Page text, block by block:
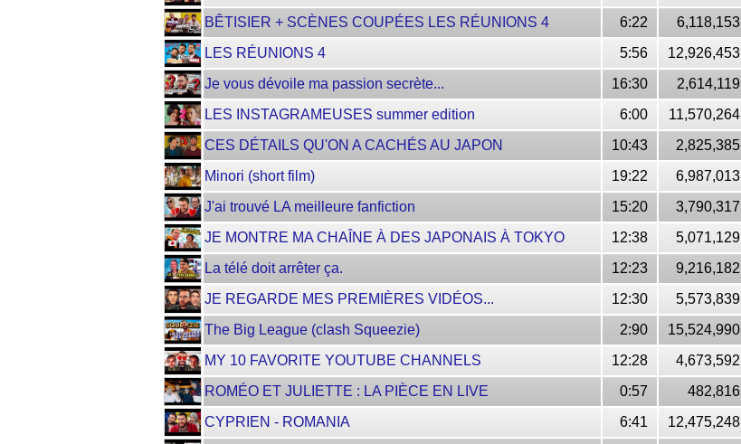
BÊTISIER + SCÈNES COUPÉES LES RÉUNIONS 4
6:22
6,118,153
LES RÉUNIONS 4
5:56
12,926,453
Je vous dévoile ma passion secrète...
16:30
2,614,119
LES INSTAGRAMEUSES summer edition
6:00
11,570,264
CES DÉTAILS QU'ON A CACHÉS AU JAPON
10:43
2,825,385
Minori (short film)
19:22
6,987,013
J'ai trouvé LA meilleure fanfiction
15:20
3,790,317
JE MONTRE MA CHAÎNE À DES JAPONAIS À TOKYO
12:38
5,071,129
La télé doit arrêter ça.
12:23
9,216,182
JE REGARDE MES PREMIÈRES VIDÉOS...
12:30
5,573,839
The Big League (clash Squeezie)
2:90
15,524,990
MY 10 FAVORITE YOUTUBE CHANNELS
12:28
4,673,592
ROMÉO ET JULIETTE : LA PIÈCE EN LIVE
0:57
482,816
CYPRIEN - ROMANIA
6:41
12,475,248